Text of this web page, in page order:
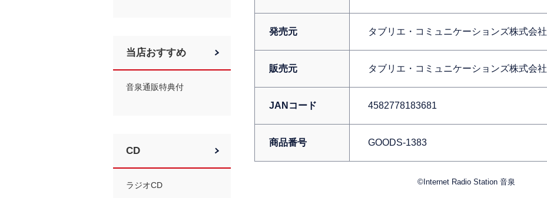
発売元 タブリエ・コミュニケーションズ株式会社
販売元 タブリエ・コミュニケーションズ株式会社
JANコード 4582778183681
商品番号 GOODS-1383
©Internet Radio Station 音泉
当店おすすめ
音泉通販特典付
CD
ラジオCD